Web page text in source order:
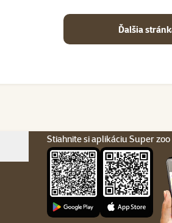
Ďalšia
Stiahnite si aplikáciu Super zoo